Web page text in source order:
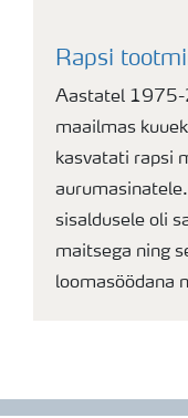
Rapsi
Aastatel 1975-
maailmas
kasvatati rapsi
sisaldusele oli
maitsega ning
loomasöödana